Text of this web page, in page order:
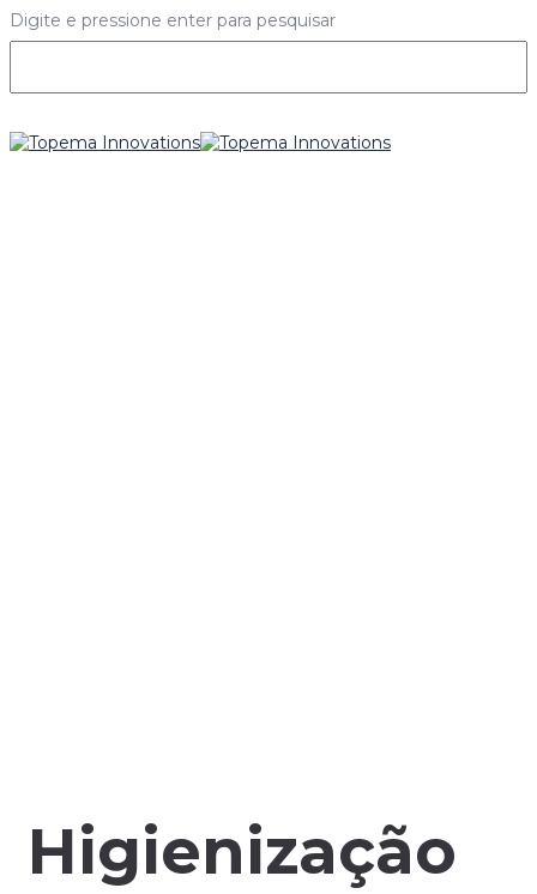
Digite e pressione enter para pesquisar
Higienização